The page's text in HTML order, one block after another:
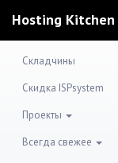
Hosting Kitchen
Складчины
Скидка ISPsystem
Проекты
Всегда свежее